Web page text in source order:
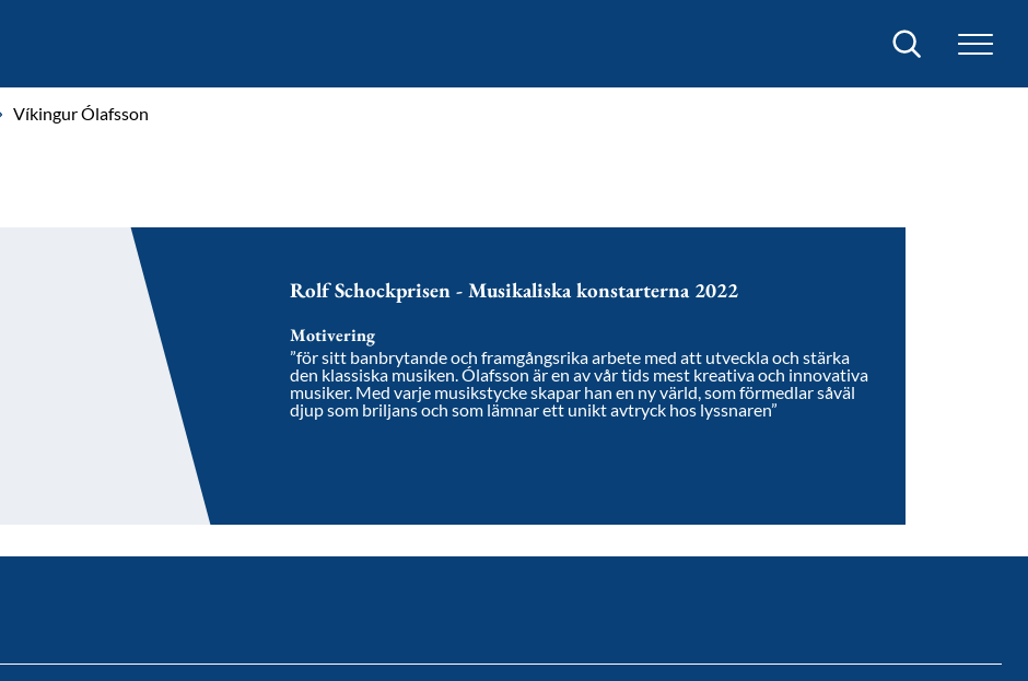
Sök
Víkingur Ólafsson
Rolf Schockprisen - Musikaliska konstarterna 2022
Motivering
”för sitt banbrytande och framgångsrika arbete med att utveckla och stärka
den klassiska musiken. Ólafsson är en av vår tids mest kreativa och innovativa
musiker. Med varje musikstycke skapar han en ny värld, som förmedlar såväl
djup som briljans och som lämnar ett unikt avtryck hos lyssnaren”